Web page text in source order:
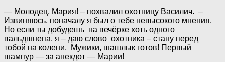
— Молодец, Мария! – похвалил охотницу Василич. –
Извиняюсь, поначалу я был о тебе невысокого мнения.
Но если ты добудешь на вечёрке хоть одного
вальдшнепа, я – даю слово охотника – стану перед
тобой на колени. Мужики, шашлык готов! Первый
шампур — за анекдот — Марии!